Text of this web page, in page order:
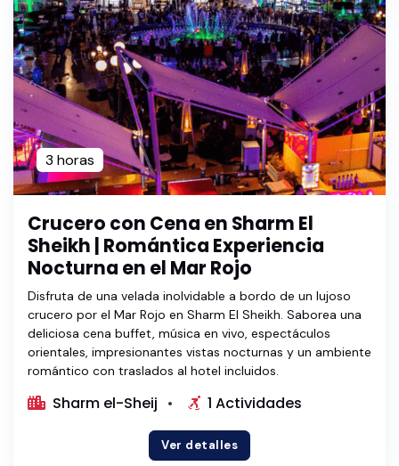
3 horas
Crucero con Cena en Sharm El
Sheikh | Romántica Experiencia
Nocturna en el Mar Rojo
Disfruta de una velada inolvidable a bordo de un lujoso
crucero por el Mar Rojo en Sharm El Sheikh. Saborea una
deliciosa cena buffet, música en vivo, espectáculos
orientales, impresionantes vistas nocturnas y un ambiente
romántico con traslados al hotel incluidos.
Sharm el-Sheij 1 Actividades
Ver detalles